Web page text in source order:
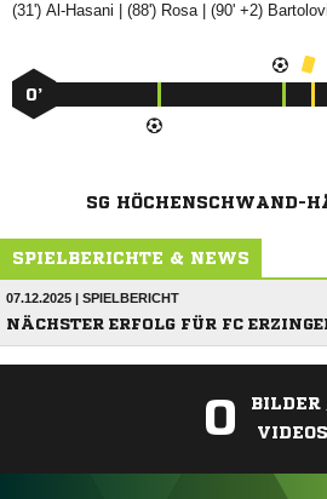
(31')  | (88') | (90' +2)
0’
SG HÖCHENSCHWAND-
SPIELBERICHTE & NEWS
07.12.2025 | SPIELBERICHT
NÄCHSTER ERFOLG FÜR FC
0
BILDER
VIDEOS